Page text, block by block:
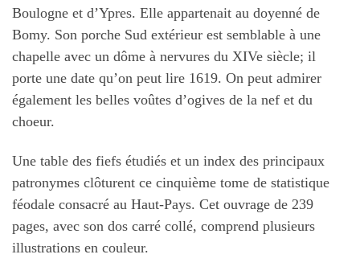
Boulogne et d’Ypres. Elle appartenait au doyenné de
Bomy. Son porche Sud extérieur est semblable à une
chapelle avec un dôme à nervures du XIVe siècle; il
porte une date qu’on peut lire 1619. On peut admirer
également les belles voûtes d’ogives de la nef et du
choeur.
Une table des fiefs étudiés et un index des principaux
patronymes clôturent ce cinquième tome de statistique
féodale consacré au Haut-Pays. Cet ouvrage de 239
pages, avec son dos carré collé, comprend plusieurs
illustrations en couleur.